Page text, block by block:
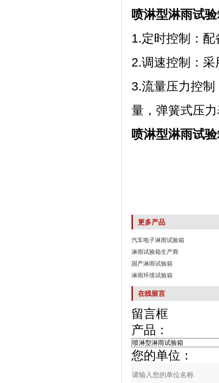
喷淋型淋雨试
1.定时控制
2.调速控制：采
3.流量压力控制
量，弹簧式压
喷淋型淋雨试
更多产品
汽车电子淋雨试验箱
淋雨试验箱生产商
国产淋雨试验箱
淋雨环境试验箱
在线留言
留言框
产品：
您的单位：